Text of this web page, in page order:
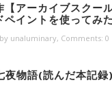
【アーカイブスクー
ペイントを使ってみた
by unaluminary, Comments: 0
夜物語(読んだ本記録)